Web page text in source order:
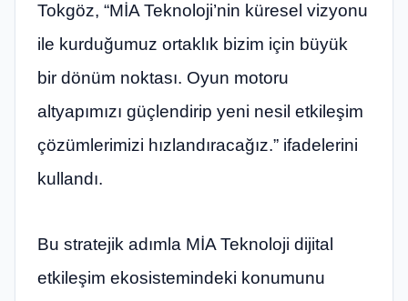
Tokgöz, “MİA Teknoloji’nin küresel vizyonu
ile kurduğumuz ortaklık bizim için büyük
bir dönüm noktası. Oyun motoru
altyapımızı güçlendirip yeni nesil etkileşim
çözümlerimizi hızlandıracağız.” ifadelerini
kullandı.
Bu stratejik adımla MİA Teknoloji dijital
etkileşim ekosistemindeki konumunu